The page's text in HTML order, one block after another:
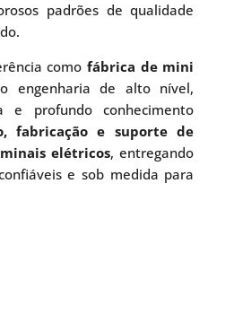
padrões de qualidade
como fábrica de mini
engenharia de alto nível,
e profundo conhecimento
fabricação e suporte de
elétricos, entregando
e sob medida para